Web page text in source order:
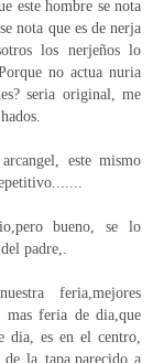
este hombre se nota
nota que es de nerja
los nerjeños lo
no actua nuria
seria original, me
este mismo
bueno, se lo
padre,.
feria,mejores
mas feria de dia,que
dia, es en el centro,
la tapa,parecido a